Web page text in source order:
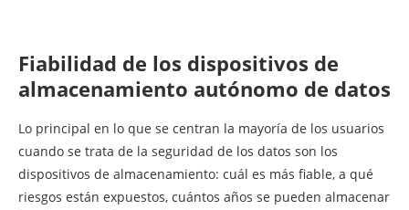
Fiabilidad de los dispositivos de
almacenamiento autónomo de datos
Lo principal en lo que se centran la mayoría de los usuarios
cuando se trata de la seguridad de los datos son los
dispositivos de almacenamiento: cuál es más fiable, a qué
riesgos están expuestos, cuántos años se pueden almacenar